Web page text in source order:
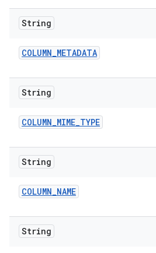
String
COLUMN_METADATA
String
COLUMN_MIME_TYPE
String
COLUMN_NAME
String